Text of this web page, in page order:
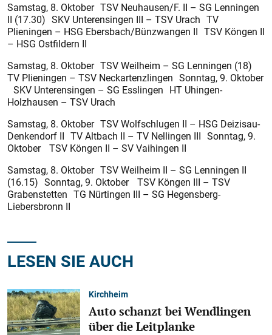
Samstag, 8. Oktober TSV Neuhausen/F. II – SG Lenningen
II (17.30) SKV Unterensingen III – TSV Urach TV
Plieningen – HSG Ebersbach/Bünzwangen II TSV Köngen II
– HSG Ostfildern II
Samstag, 8. Oktober TSV Weilheim – SG Lenningen (18)
TV Plieningen – TSV Neckartenzlingen Sonntag, 9. Oktober
SKV Unterensingen – SG Esslingen HT Uhingen-
Holzhausen – TSV Urach
Samstag, 8. Oktober TSV Wolfschlugen II – HSG Deizisau-
Denkendorf II TV Altbach II – TV Nellingen III Sonntag, 9.
Oktober TSV Köngen II – SV Vaihingen II
Samstag, 8. Oktober TSV Weilheim II – SG Lenningen II
(16.15) Sonntag, 9. Oktober TSV Köngen III – TSV
Grabenstetten TG Nürtingen III – SG Hegensberg-
Liebersbronn II
LESEN SIE AUCH
Kirchheim
Auto schanzt bei Wendlingen
über die Leitplanke